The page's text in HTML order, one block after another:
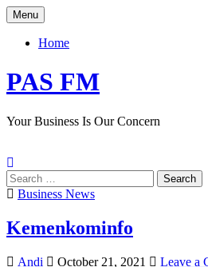
Skip
to
content
Menu
Home
PAS FM
Your Business Is Our Concern
Search
for:Posted
Business News
Kemenkominfo
Author:
Andi
Published
October 21, 2021 Leave a